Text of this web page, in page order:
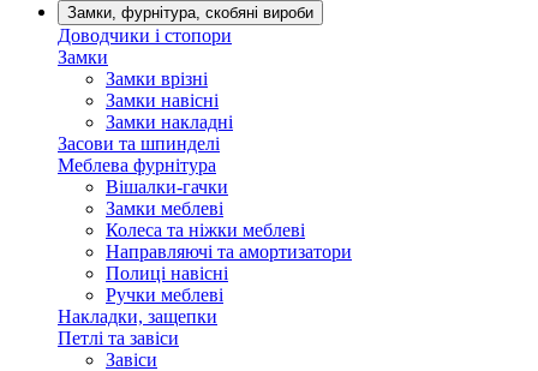
Замки, фурнітура, скобяні вироби
Доводчики і стопори
Замки
Замки врізні
Замки навісні
Замки накладні
Засови та шпинделі
Меблева фурнітура
Вішалки-гачки
Замки меблеві
Колеса та ніжки меблеві
Направляючі та амортизатори
Полиці навісні
Ручки меблеві
Накладки, защепки
Петлі та завіси
Завіси